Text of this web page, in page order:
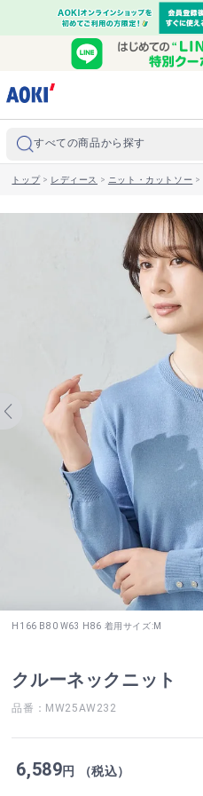
すべての商品から探す
トップ> レディース > ニット・カットソー >
H166 B80 W63 H86 着用サイズ:M
クルーネックニット
品番：MW25AW232
6,589円 （税込）